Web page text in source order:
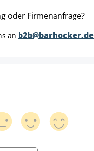
oder Firmenanfrage?
an b2b@barhocker.de